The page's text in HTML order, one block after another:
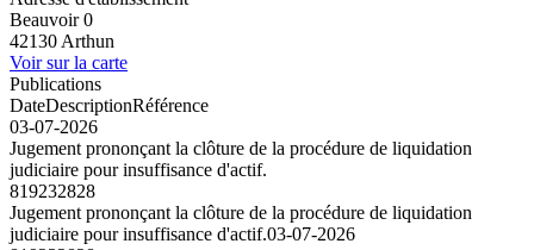
Beauvoir 0
42130 Arthun
Voir sur la carte
Publications
DateDescriptionRéférence
03-07-2026
Jugement prononçant la clôture de la procédure de liquidation
judiciaire pour insuffisance d'actif.
819232828
Jugement prononçant la clôture de la procédure de liquidation
judiciaire pour insuffisance d'actif.03-07-2026